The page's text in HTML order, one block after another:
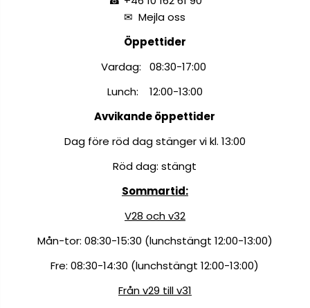
✉Mejla oss
Öppettider
Vardag: 08:30-17:00
Lunch: 12:00-13:00
Avvikande öppettider
Dag före röd dag stänger vi kl. 13:00
Röd dag: stängt
Sommartid:
V28 och v32
Mån-tor: 08:30-15:30 (lunchstängt 12:00-13:00)
Fre: 08:30-14:30 (lunchstängt 12:00-13:00)
Från v29 till v31